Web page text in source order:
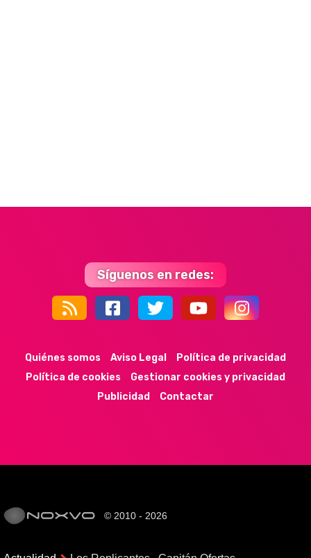
Síguenos en redes:
Quiénes somos Aviso Legal
Política de privacidad
Política de cookies
Gestionar cookies y privacidad
Publicidad
Contactar
© 2010 - 2026